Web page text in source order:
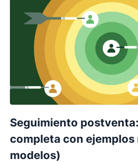
Seguimiento
completa con ejemplos
modelos)